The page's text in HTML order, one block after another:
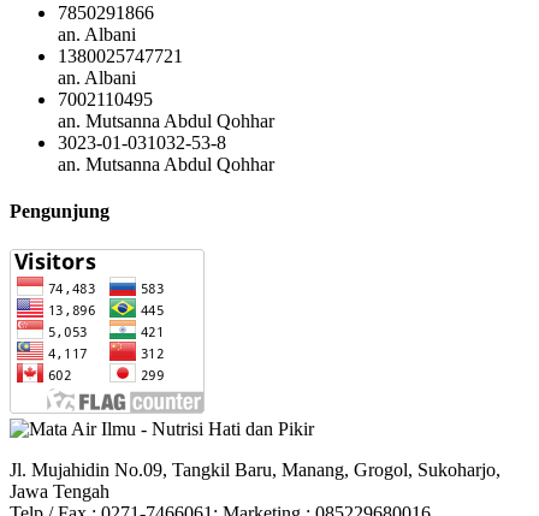
7850291866
an. Albani
1380025747721
an. Albani
7002110495
an. Mutsanna Abdul Qohhar
3023-01-031032-53-8
an. Mutsanna Abdul Qohhar
Pengunjung
Jl. Mujahidin No.09, Tangkil Baru, Manang, Grogol, Sukoharjo,
Jawa Tengah